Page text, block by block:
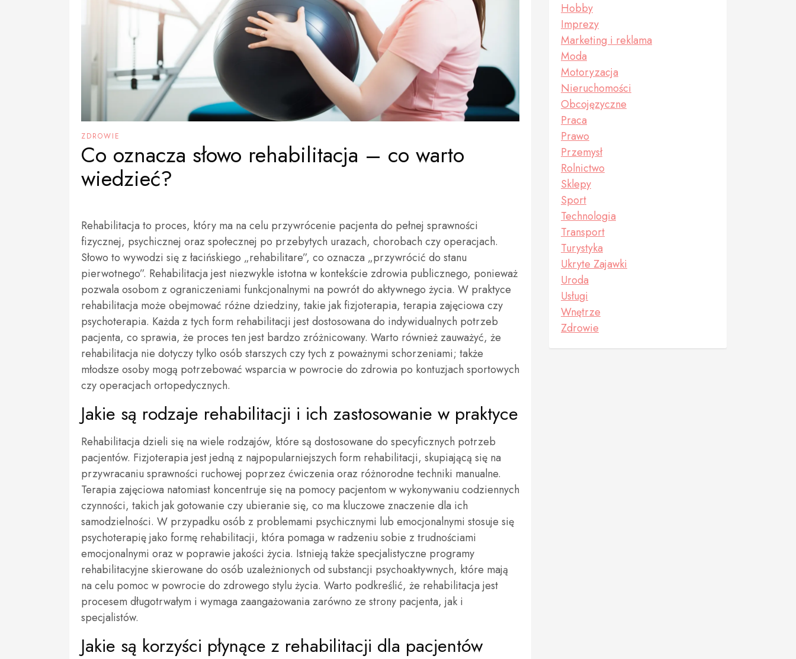
ZDROWIE
Co oznacza słowo rehabilitacja – co warto
wiedzieć?
Rehabilitacja to proces, który ma na celu przywrócenie pacjenta do pełnej sprawności
fizycznej, psychicznej oraz społecznej po przebytych urazach, chorobach czy operacjach.
Słowo to wywodzi się z łacińskiego „rehabilitare”, co oznacza „przywrócić do stanu
pierwotnego”. Rehabilitacja jest niezwykle istotna w kontekście zdrowia publicznego, ponieważ
pozwala osobom z ograniczeniami funkcjonalnymi na powrót do aktywnego życia. W praktyce
rehabilitacja może obejmować różne dziedziny, takie jak fizjoterapia, terapia zajęciowa czy
psychoterapia. Każda z tych form rehabilitacji jest dostosowana do indywidualnych potrzeb
pacjenta, co sprawia, że proces ten jest bardzo zróżnicowany. Warto również zauważyć, że
rehabilitacja nie dotyczy tylko osób starszych czy tych z poważnymi schorzeniami; także
młodsze osoby mogą potrzebować wsparcia w powrocie do zdrowia po kontuzjach sportowych
czy operacjach ortopedycznych.
Jakie są rodzaje rehabilitacji i ich zastosowanie w praktyce
Rehabilitacja dzieli się na wiele rodzajów, które są dostosowane do specyficznych potrzeb
pacjentów. Fizjoterapia jest jedną z najpopularniejszych form rehabilitacji, skupiającą się na
przywracaniu sprawności ruchowej poprzez ćwiczenia oraz różnorodne techniki manualne.
Terapia zajęciowa natomiast koncentruje się na pomocy pacjentom w wykonywaniu codziennych
czynności, takich jak gotowanie czy ubieranie się, co ma kluczowe znaczenie dla ich
samodzielności. W przypadku osób z problemami psychicznymi lub emocjonalnymi stosuje się
psychoterapię jako formę rehabilitacji, która pomaga w radzeniu sobie z trudnościami
emocjonalnymi oraz w poprawie jakości życia. Istnieją także specjalistyczne programy
rehabilitacyjne skierowane do osób uzależnionych od substancji psychoaktywnych, które mają
na celu pomoc w powrocie do zdrowego stylu życia. Warto podkreślić, że rehabilitacja jest
procesem długotrwałym i wymaga zaangażowania zarówno ze strony pacjenta, jak i
specjalistów.
Jakie są korzyści płynące z rehabilitacji dla pacjentów
Hobby
Imprezy
Marketing i reklama
Moda
Motoryzacja
Nieruchomości
Obcojęzyczne
Praca
Prawo
Przemysł
Rolnictwo
Sklepy
Sport
Technologia
Transport
Turystyka
Ukryte Zajawki
Uroda
Usługi
Wnętrze
Zdrowie